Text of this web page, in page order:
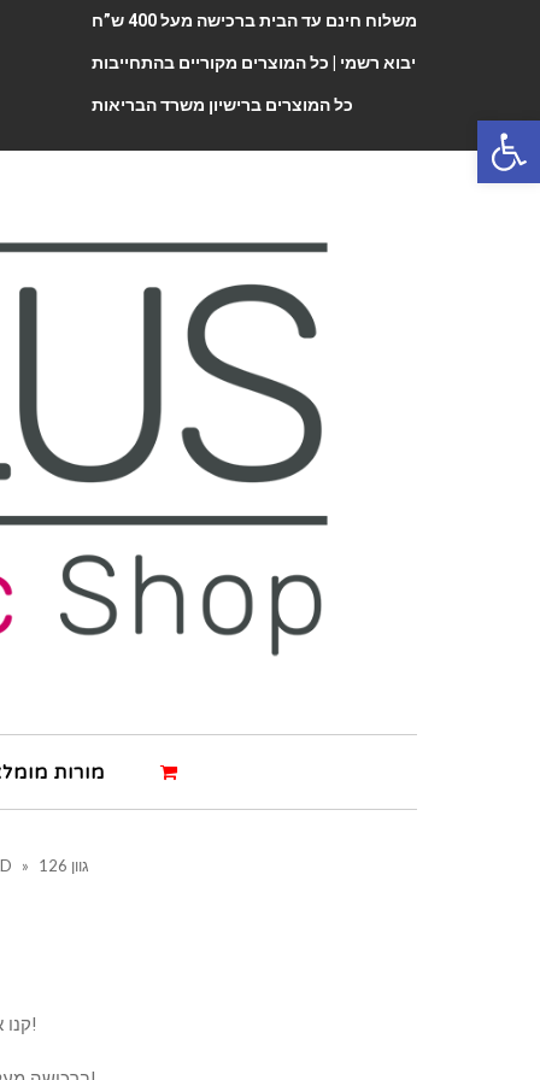
משלוח חינם עד הבית ברכישה מעל 400 ש”ח
יבוא רשמי | כל המוצרים מקוריים בהתחייבות
כל המוצרים ברישיון משרד הבריאות
מורות
» גוון 126
קנו את המוצר ותרוויחו 4 נקודות!